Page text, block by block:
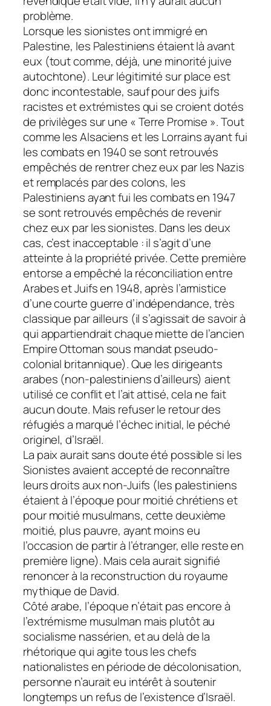
problème.
Lorsque les sionistes ont immigré en
Palestine, les Palestiniens étaient là avant
eux (tout comme, déjà, une minorité juive
autochtone). Leur légitimité sur place est
donc incontestable, sauf pour des juifs
racistes et extrémistes qui se croient dotés
de privilèges sur une « Terre Promise ». Tout
comme les Alsaciens et les Lorrains ayant fui
les combats en 1940 se sont retrouvés
empêchés de rentrer chez eux par les Nazis
et remplacés par des colons, les
Palestiniens ayant fui les combats en 1947
se sont retrouvés empêchés de revenir
chez eux par les sionistes. Dans les deux
cas, c’est inacceptable : il s’agit d’une
atteinte à la propriété privée. Cette première
entorse a empêché la réconciliation entre
Arabes et Juifs en 1948, après l’armistice
d’une courte guerre d’indépendance, très
classique par ailleurs (il s’agissait de savoir à
qui appartiendrait chaque miette de l’ancien
Empire Ottoman sous mandat pseudo-
colonial britannique). Que les dirigeants
arabes (non-palestiniens d’ailleurs) aient
utilisé ce conflit et l’ait attisé, cela ne fait
aucun doute. Mais refuser le retour des
réfugiés a marqué l’échec initial, le péché
originel, d’Israël.
La paix aurait sans doute été possible si les
Sionistes avaient accepté de reconnaître
leurs droits aux non-Juifs (les palestiniens
étaient à l’époque pour moitié chrétiens et
pour moitié musulmans, cette deuxième
moitié, plus pauvre, ayant moins eu
l’occasion de partir à l’étranger, elle reste en
première ligne). Mais cela aurait signifié
renoncer à la reconstruction du royaume
mythique de David.
Côté arabe, l’époque n’était pas encore à
l’extrémisme musulman mais plutôt au
socialisme nassérien, et au delà de la
rhétorique qui agite tous les chefs
nationalistes en période de décolonisation,
personne n’aurait eu intérêt à soutenir
longtemps un refus de l’existence d’Israël.